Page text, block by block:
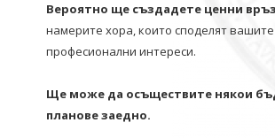
Вероятно ще създадете ценни
намерите хора, които споделят вашите
професионални интереси.
Ще може да осъществите някои
планове заедно.